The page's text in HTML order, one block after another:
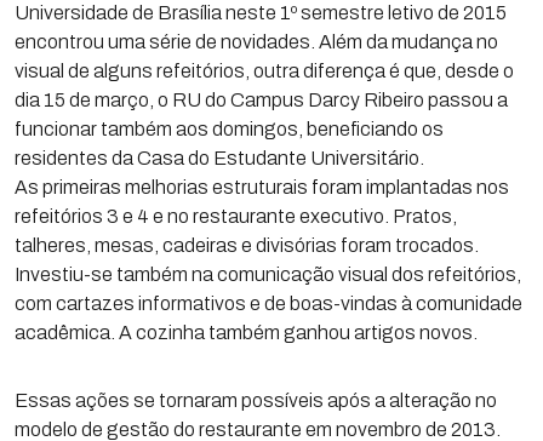
Universidade de Brasília neste 1º semestre letivo de 2015
encontrou uma série de novidades. Além da mudança no
visual de alguns refeitórios, outra diferença é que, desde o
dia 15 de março, o RU do Campus Darcy Ribeiro passou a
funcionar também aos domingos, beneficiando os
residentes da Casa do Estudante Universitário.
As primeiras melhorias estruturais foram implantadas nos
refeitórios 3 e 4 e no restaurante executivo. Pratos,
talheres, mesas, cadeiras e divisórias foram trocados.
Investiu-se também na comunicação visual dos refeitórios,
com cartazes informativos e de boas-vindas à comunidade
acadêmica. A cozinha também ganhou artigos novos.
Essas ações se tornaram possíveis após a alteração no
modelo de gestão do restaurante em novembro de 2013.